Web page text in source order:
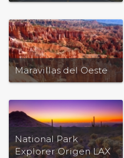
Maravillas del Oeste
National Park
Explorer Origen LAX